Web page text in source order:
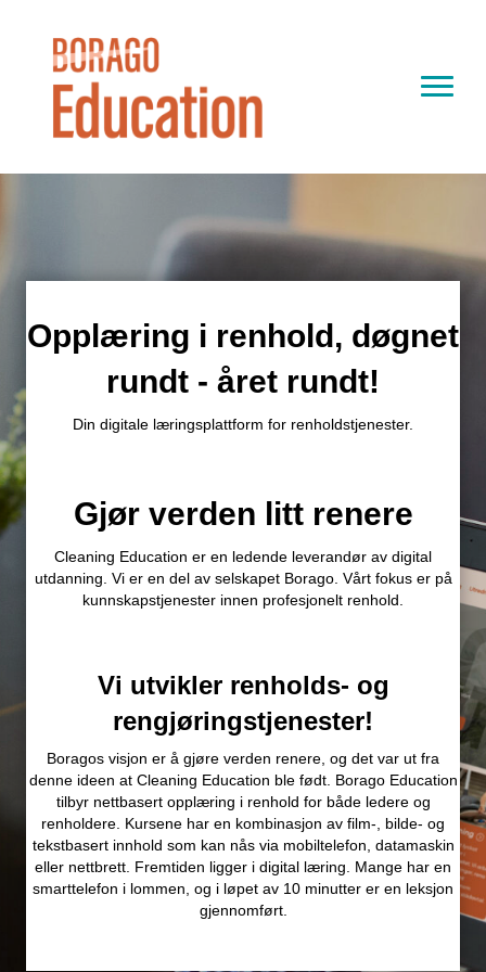
Opplæring i renhold, døgnet
rundt - året rundt!
Din digitale læringsplattform for renholdstjenester.
Gjør verden litt renere
Cleaning Education er en ledende leverandør av digital
utdanning. Vi er en del av selskapet Borago. Vårt fokus er på
kunnskapstjenester innen profesjonelt renhold.
Vi utvikler renholds- og
rengjøringstjenester!
Boragos visjon er å gjøre verden renere, og det var ut fra
denne ideen at Cleaning Education ble født. Borago Education
tilbyr nettbasert opplæring i renhold for både ledere og
renholdere. Kursene har en kombinasjon av film-, bilde- og
tekstbasert innhold som kan nås via mobiltelefon, datamaskin
eller nettbrett. Fremtiden ligger i digital læring. Mange har en
smarttelefon i lommen, og i løpet av 10 minutter er en leksjon
gjennomført.